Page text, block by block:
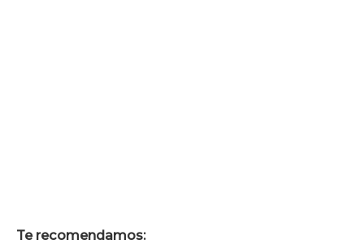
Te recomendamos: